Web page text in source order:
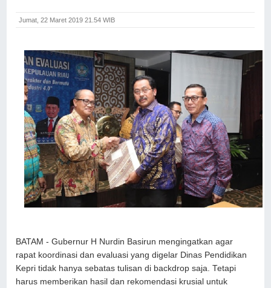
Jumat, 22 Maret 2019 21.54 WIB
BATAM - Gubernur H Nurdin Basirun mengingatkan agar
rapat koordinasi dan evaluasi yang digelar Dinas Pendidikan
Kepri tidak hanya sebatas tulisan di backdrop saja. Tetapi
harus memberikan hasil dan rekomendasi krusial untuk